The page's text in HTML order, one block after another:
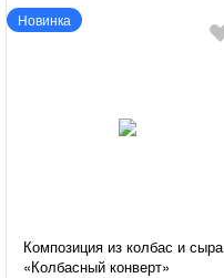
Новинка
Композиция из колбас и сыра
«Колбасный конверт»